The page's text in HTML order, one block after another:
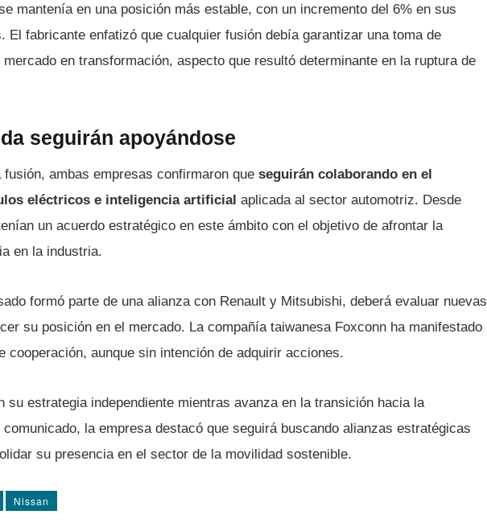
mantenía en una posición más estable, con un incremento del 6% en sus
El fabricante enfatizó que cualquier fusión debía garantizar una toma de
en transformación, aspecto que resultó determinante en la ruptura de
seguirán apoyándose
ambas empresas confirmaron que seguirán colaborando en el
eléctricos e inteligencia artificial aplicada al sector automotriz. Desde
un acuerdo estratégico en este ámbito con el objetivo de afrontar la
en la industria.
formó parte de una alianza con Renault y Mitsubishi, deberá evaluar nuevas
su posición en el mercado. La compañía taiwanesa Foxconn ha manifestado
cooperación, aunque sin intención de adquirir acciones.
su estrategia independiente mientras avanza en la transición hacia la
la empresa destacó que seguirá buscando alianzas estratégicas
su presencia en el sector de la movilidad sostenible.
Nissan